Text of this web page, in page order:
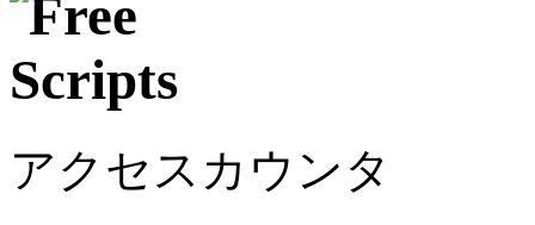
アクセスカウンタ